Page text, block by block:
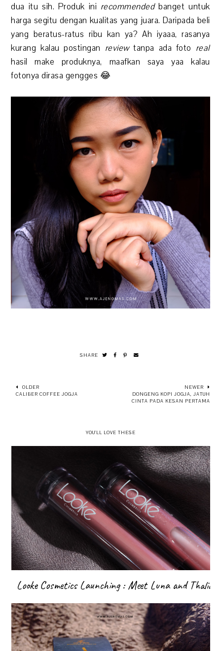
dua itu sih. Produk ini recommendedbanget untuk
harga segitu dengan kualitas yang juara. Daripada beli
yang beratus-ratus ribu kan ya? Ah iyaaa, rasanya
kurang kalau postingan reviewtanpa ada foto real
hasil make produknya, maafkan saya yaa kalau
fotonya dirasa gengges 😂
SHARE
OLDER
CALIBER COFFEE JOGJA
NEWER
DONGENG KOPI JOGJA, JATUH
CINTA PADA KESAN PERTAMA
YOU'LL LOVE THESE
Looke Cosmetics Launching : Meet Luna and Thalia